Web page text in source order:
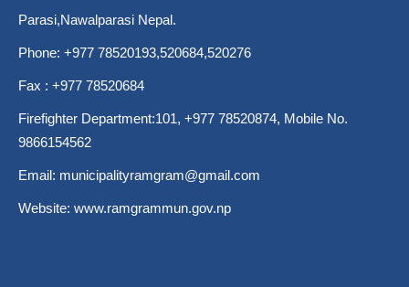
Parasi,Nawalparasi Nepal.
Phone: +977 78520193,520684,520276
Fax : +977 78520684
Firefighter Department:101, +977 78520874, Mobile No.
9866154562
Email: municipalityramgram@gmail.com
Website: www.ramgrammun.gov.np